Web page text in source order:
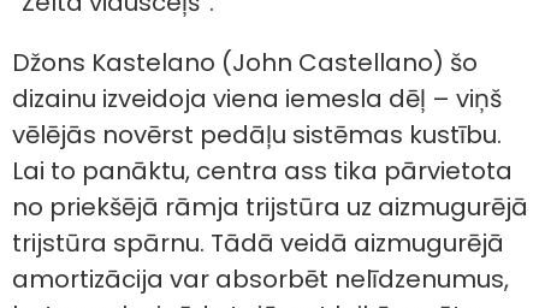
Džons Kastelano (John Castellano) šo
dizainu izveidoja viena iemesla dēļ – viņš
vēlējās novērst pedāļu sistēmas kustību.
Lai to panāktu, centra ass tika pārvietota
no priekšējā rāmja trijstūra uz aizmugurējā
trijstūra spārnu. Tādā veidā aizmugurējā
amortizācija var absorbēt nelīdzenumus,